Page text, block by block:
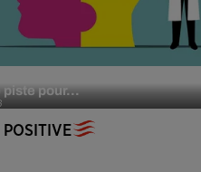
piste pour...